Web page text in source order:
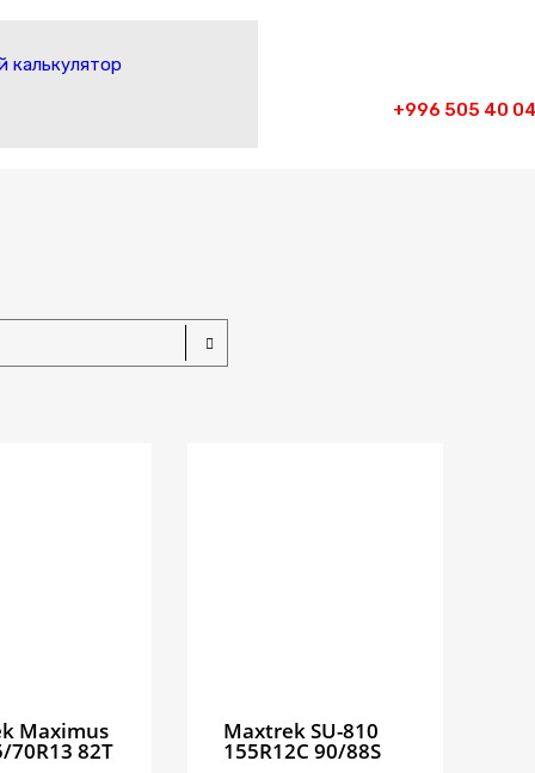
+996 505 40
калькулятор
Maximus
70R13 82T
Maxtrek SU-810
155R12C 90/88S